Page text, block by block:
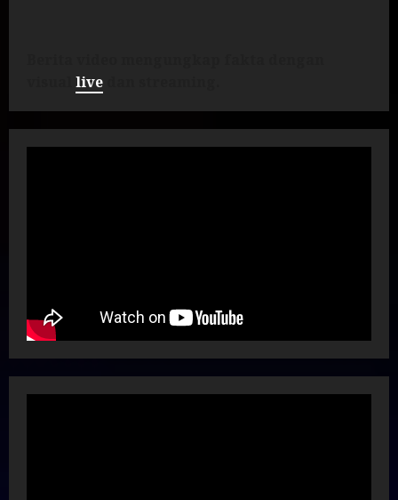
live